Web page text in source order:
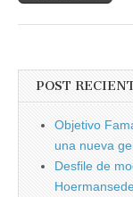
POST
Objetivo
una nueva
Desfile de